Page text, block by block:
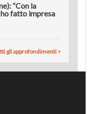
“Con la
fatto impresa
gli approfondimenti >